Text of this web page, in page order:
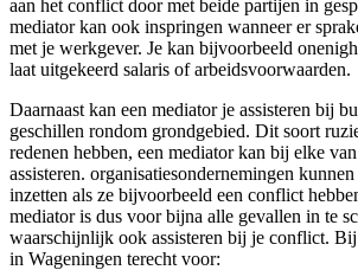
aan het conflict door met beide partijen in
mediator kan ook inspringen wanneer er
met je werkgever. Je kan bijvoorbeeld
laat uitgekeerd salaris of arbeidsvoorwaarden.
Daarnaast kan een mediator je assisteren bij
geschillen rondom grondgebied. Dit soort
redenen hebben, een mediator kan bij elke
assisteren. organisatiesondernemingen
inzetten als ze bijvoorbeeld een conflict
mediator is dus voor bijna alle gevallen in te
waarschijnlijk ook assisteren bij je conflict.
in Wageningen terecht voor: